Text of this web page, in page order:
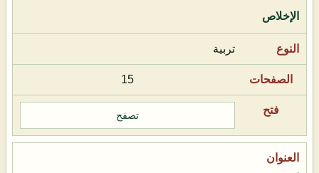
الإخلاص
تربية
15
تصفح